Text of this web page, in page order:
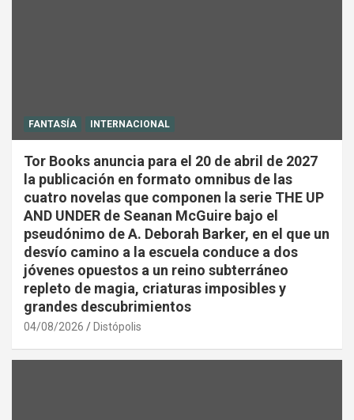
FANTASÍA INTERNACIONAL
Tor Books anuncia para el 20 de abril de 2027
la publicación en formato omnibus de las
cuatro novelas que componen la serie THE UP
AND UNDER de Seanan McGuire bajo el
pseudónimo de A. Deborah Barker, en el que un
desvío camino a la escuela conduce a dos
jóvenes opuestos a un reino subterráneo
repleto de magia, criaturas imposibles y
grandes descubrimientos
04/08/2026 Distópolis